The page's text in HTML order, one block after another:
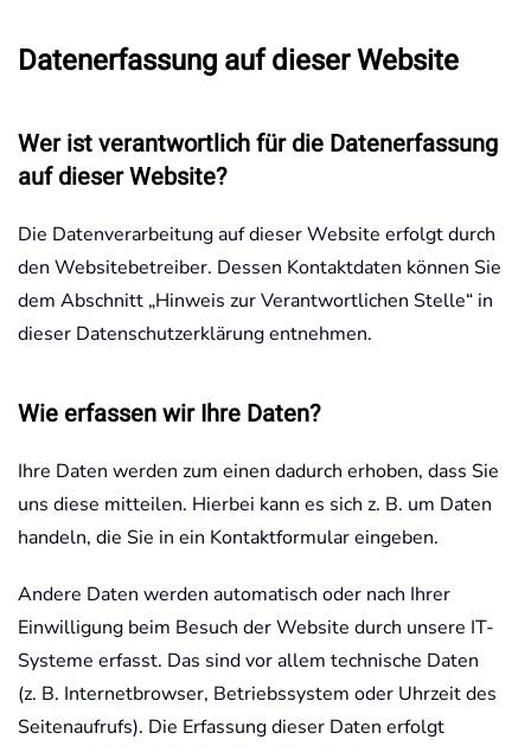
Datenerfassung auf dieser Website
Wer ist verantwortlich für die Datenerfassung
auf dieser Website?
Die Datenverarbeitung auf dieser Website erfolgt durch
den Websitebetreiber. Dessen Kontaktdaten können Sie
dem Abschnitt „Hinweis zur Verantwortlichen Stelle“ in
dieser Datenschutzerklärung entnehmen.
Wie erfassen wir Ihre Daten?
Ihre Daten werden zum einen dadurch erhoben, dass Sie
uns diese mitteilen. Hierbei kann es sich z. B. um Daten
handeln, die Sie in ein Kontaktformular eingeben.
Andere Daten werden automatisch oder nach Ihrer
Einwilligung beim Besuch der Website durch unsere IT-
Systeme erfasst. Das sind vor allem technische Daten
(z. B. Internetbrowser, Betriebssystem oder Uhrzeit des
Seitenaufrufs). Die Erfassung dieser Daten erfolgt